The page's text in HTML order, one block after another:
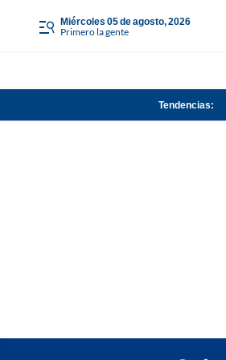
miércoles 05 de agosto, 2026
Primero la gente
Tendencias: